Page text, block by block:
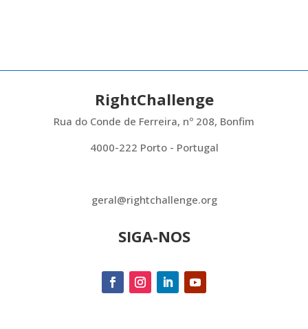
RightChallenge
Rua do Conde de Ferreira, nº 208, Bonfim
4000-222 Porto - Portugal
geral@rightchallenge.org
SIGA-NOS